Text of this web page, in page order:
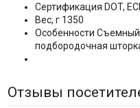
Сертификация DOT,
Вес, г 1350
Особенности
подбородочная
Отзывы